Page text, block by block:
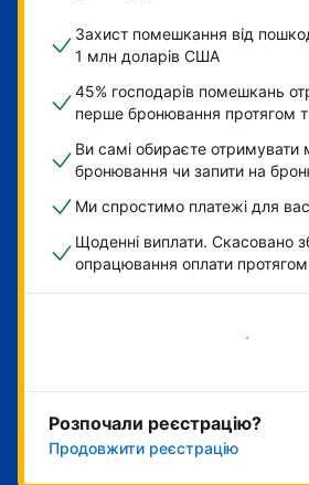
Захист помешкання від
1 млн доларів США
45% господарів помешкань
перше бронювання протягом
Ви самі обираєте отримувати
бронювання чи запити на
Ми спростимо платежі для вас
Щоденні виплати. Скасовано
опрацювання оплати
Розпочати зараз
Розпочали реєстрацію?
Продовжити реєстрацію